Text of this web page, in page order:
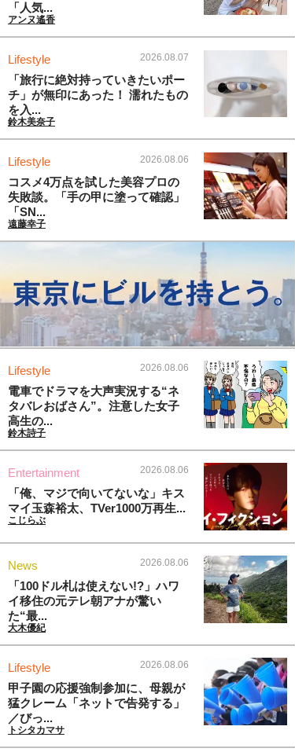
「人気...
アンヌ遙香
Lifestyle 2026.08.07
「旅行に絶対持っていきたいポー
チ」が無印にあった！ 濡れたもの
を入...
鈴木美奈子
Lifestyle 2026.08.06
コスメ4万点を試した美容プロの
失敗談。「手の甲に塗って確認」
「SN...
遠藤幸子
Lifestyle 2026.08.06
電車でドラマを大声実況する“ネ
タバレおばさん”。注意した女子
高生の...
鈴木詩子
Entertainment 2026.08.06
「俺、マジで向いてないな」キス
マイ玉森裕太、TVer1000万再生...
こじらぶ
News 2026.08.06
「100ドル札は使えない!?」ハワ
イ移住の元テレ朝アナが驚い
た“最...
大木優紀
Lifestyle 2026.08.06
甲子園の応援強制参加に、母親が
猛クレーム「ネットで告発する」
／びっ...
トシタカマサ